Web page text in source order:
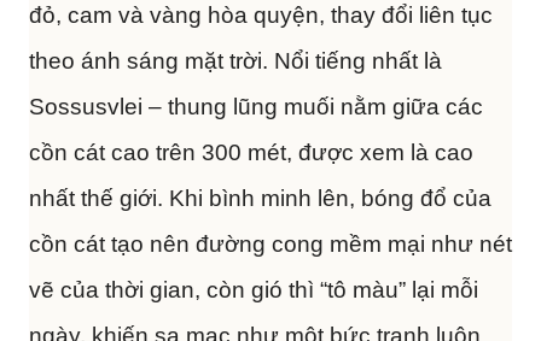
đỏ, cam và vàng hòa quyện, thay đổi liên tục
theo ánh sáng mặt trời. Nổi tiếng nhất là
Sossusvlei – thung lũng muối nằm giữa các
cồn cát cao trên 300 mét, được xem là cao
nhất thế giới. Khi bình minh lên, bóng đổ của
cồn cát tạo nên đường cong mềm mại như nét
vẽ của thời gian, còn gió thì “tô màu” lại mỗi
ngày, khiến sa mạc như một bức tranh luôn